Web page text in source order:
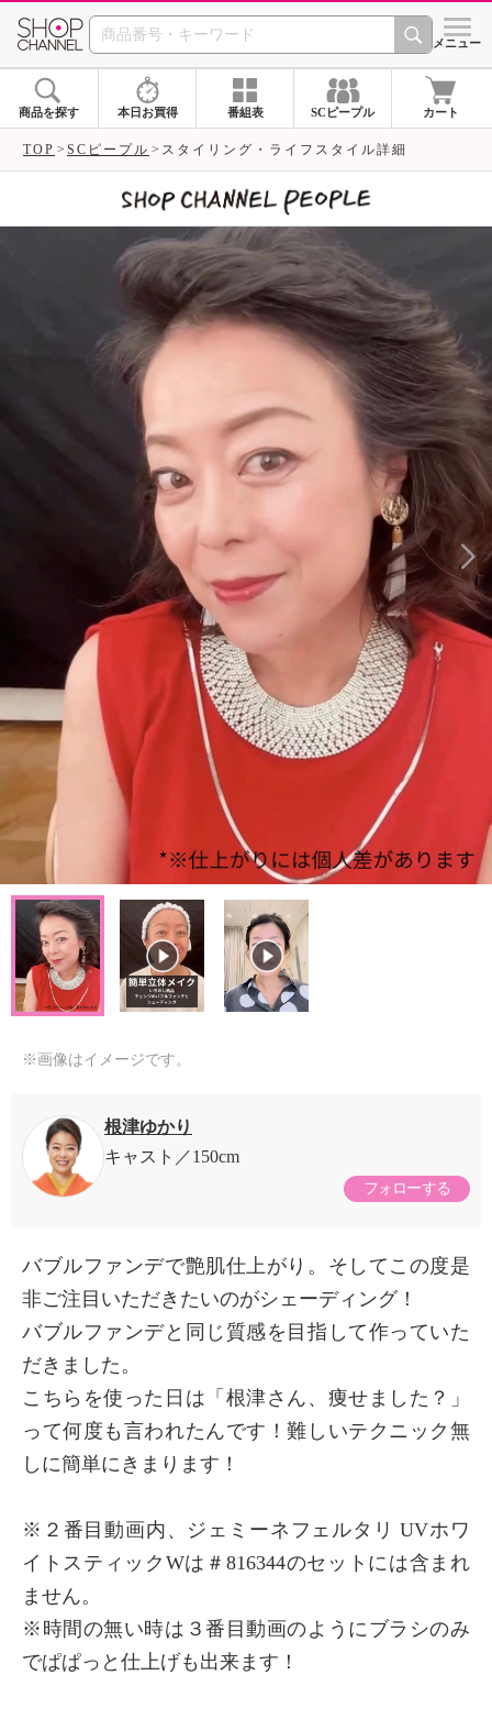
SHOP CHANNEL シメニュー
商品を探す 本日お買得 番組表 SCピープル カート
TOP SCピープル スタイリング・ライフスタイル詳細
※画像はイメージです。
根津ゆかり
キャスト
150cm
フォローする
バブルファンデで艶肌仕上がり。そしてこの度是
非ご注目いただきたいのがシェーディング！
バブルファンデと同じ質感を目指して作っていた
だきました。
こちらを使った日は「根津さん、痩せました？」
って何度も言われたんです！難しいテクニック無
しに簡単にきまります！
※２番目動画内、ジェミーネフェルタリ UVホワ
イトスティックWは＃816344のセットには含まれ
ません。
※時間の無い時は３番目動画のようにブラシのみ
でぱぱっと仕上げも出来ます！